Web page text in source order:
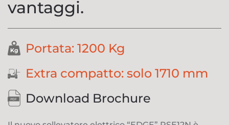
vantaggi.
Portata: 1200 Kg
Extra compatto: solo 1710 mm
Download Brochure